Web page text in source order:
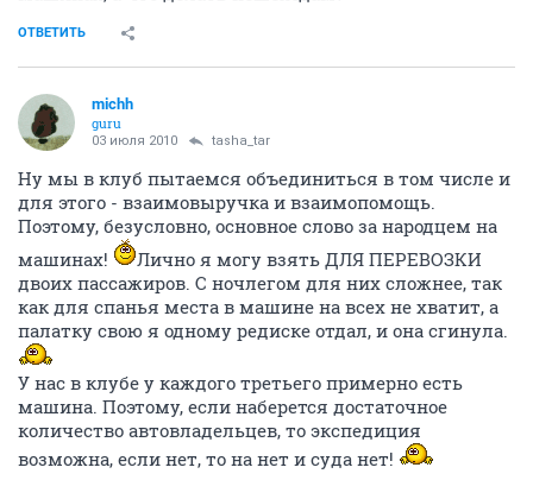
ОТВЕТИТЬ
michh
guru
03 июля 2010 tasha_tar
Ну мы в клуб пытаемся объединиться в том числе и
для этого - взаимовыручка и взаимопомощь.
Поэтому, безусловно, основное слово за народцем на
машинах!
Лично я могу взять ДЛЯ ПЕРЕВОЗКИ
двоих пассажиров. С ночлегом для них сложнее, так
как для спанья места в машине на всех не хватит, а
палатку свою я одному редиске отдал, и она сгинула.
У нас в клубе у каждого третьего примерно есть
машина. Поэтому, если наберется достаточное
количество автовладельцев, то экспедиция
возможна, если нет, то на нет и суда нет!